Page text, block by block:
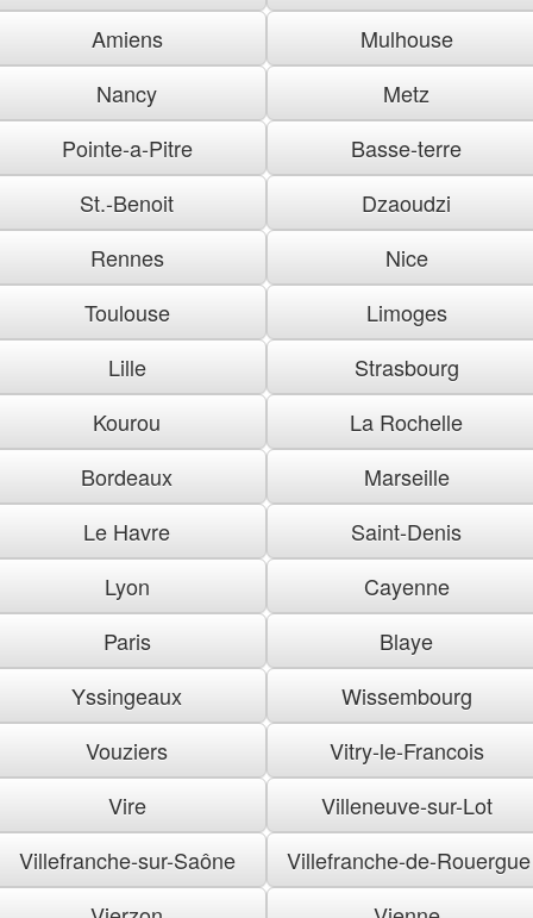
Amiens
Mulhouse
Nancy
Metz
Pointe-a-Pitre
Basse-terre
St.-Benoit
Dzaoudzi
Rennes
Nice
Toulouse
Limoges
Lille
Strasbourg
Kourou
La Rochelle
Bordeaux
Marseille
Le Havre
Saint-Denis
Lyon
Cayenne
Paris
Blaye
Yssingeaux
Wissembourg
Vouziers
Vitry-le-Francois
Vire
Villeneuve-sur-Lot
Villefranche-sur-Saône
Villefranche-de-Rouergue